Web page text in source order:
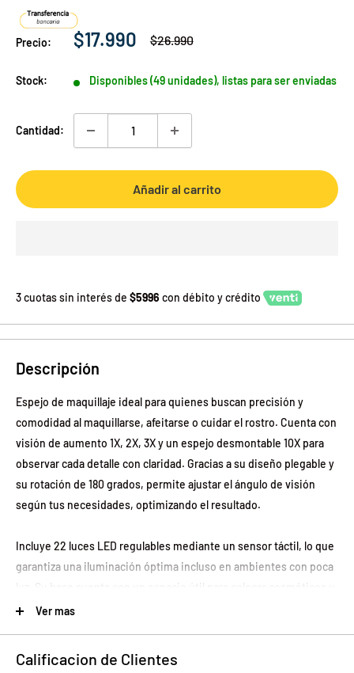
Precio:
Precio
venta
$17.990
Precio
$26.990
Stock: Disponibles (49 unidades), listas para ser enviadas
Cantidad:
Añadir al carrito
3 cuotas sin interés de $5996 con débito y crédito
Descripción
Espejo de maquillaje ideal para quienes buscan precisión y
comodidad al maquillarse, afeitarse o cuidar el rostro. Cuenta con
visión de aumento 1X, 2X, 3X y un espejo desmontable 10X para
observar cada detalle con claridad. Gracias a su diseño plegable y
su rotación de 180 grados, permite ajustar el ángulo de visión
según tus necesidades, optimizando el resultado.
Incluye 22 luces LED regulables mediante un sensor táctil, lo que
garantiza una iluminación óptima incluso en ambientes con poca
luz. Su base cuenta con un espacio útil para colocar cosméticos u
otros artículos pequeños. Además, su diseño desmontable lo
Funciona con cable USB o con 4 pilas AAA (no incluidas),
Ver mas
Calificacion de Clientes